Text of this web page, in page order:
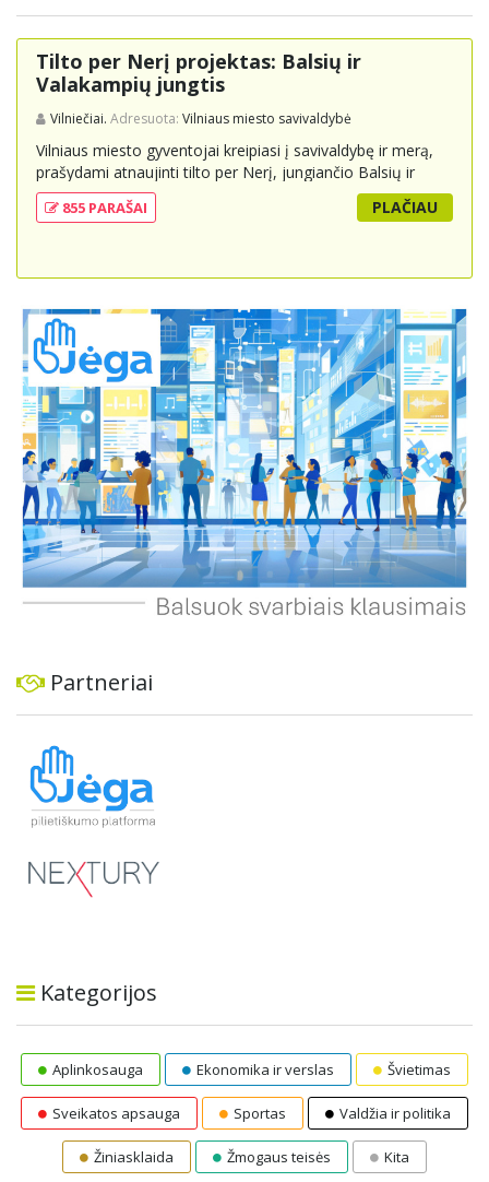
Tilto per Nerį projektas: Balsių ir
Valakampių jungtis
Vilniečiai. Adresuota: Vilniaus miesto savivaldybė
Vilniaus miesto gyventojai kreipiasi į savivaldybę ir merą,
prašydami atnaujinti tilto per Nerį, jungiančio Balsių ir
Valakampių kryptis, projektą ir įtraukti jį į miesto
strateginius susisiekimo planus. Šis tiltas ne tik padėtų
suteikdamas daugiau susisiekimo galimybių tiek
dviratininkams. Gyventojai ragina atlikti techninę,
ekonominę ir transporto analizę, organizuoti viešas
konsultacijas ir integruoti projektą į ilgalaikius miesto
planus, siekiant užtikrinti transporto sistemos patikimumą
ir prisitaikymą prie sparčiai augančio miesto poreikių.
855 PARAŠAI PLAČIAU
Partneriai
Kategorijos
Aplinkosauga Ekonomika ir verslas Švietimas
Sveikatos apsauga Sportas Valdžia ir politika
Žiniasklaida Žmogaus teisės Kita